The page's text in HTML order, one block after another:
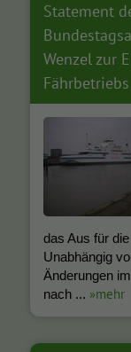
Statement
Wenzel zur
Fährbetriebs
das Aus für
Unabhängig
Änderungen
nach ... »mehr